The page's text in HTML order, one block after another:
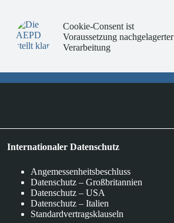
Cookie-Consent ist
Voraussetzung nachgelagerter
Verarbeitung
Internationaler Datenschutz
Angemessenheitsbeschluss
Datenschutz – Großbritannien
Datenschutz – USA
Datenschutz – Italien
Standardvertragsklauseln